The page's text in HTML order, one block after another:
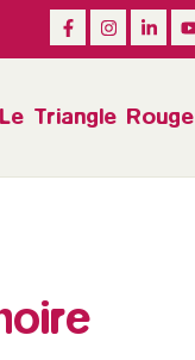
Le Triangle Rouge